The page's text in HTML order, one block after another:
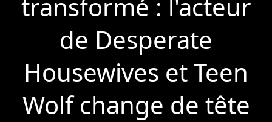
transformé : l'acteur
de Desperate
Housewives et Teen
Wolf change de tête